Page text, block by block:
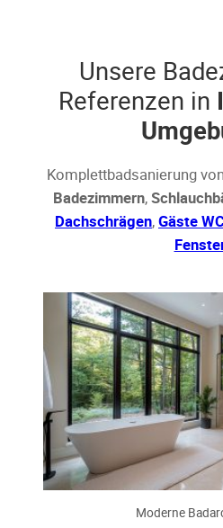
Unsere
Referenzen in
Komplettbadsanierung von
Badezimmern,
Dachschrägen,Gäste
Moderne